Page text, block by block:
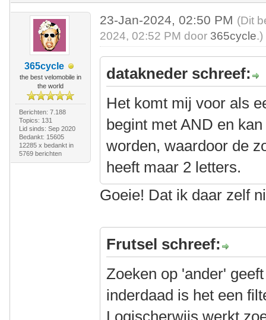
365cycle
the best velomobile in
the world
Berichten: 7.188
Topics: 131
Lid sinds: Sep 2020
Bedankt: 15605
12285 x bedankt in
5769 berichten
23-Jan-2024, 02:50 PM (Dit
2024, 02:52 PM door 365cycle.)
datakneder schreef:
Het komt mij voor als
begint met AND en
worden, waardoor de
heeft maar 2 letters.
Goeie! Dat ik daar zelf
Frutsel schreef:
Zoeken op 'ander'
inderdaad is het een
Logischerwijs werkt